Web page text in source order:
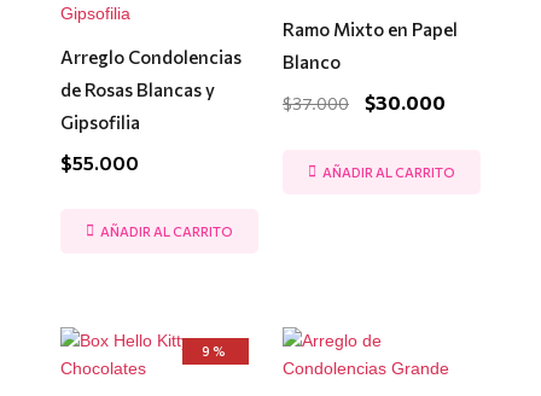
Arreglo Condolencias
de Rosas Blancas y
Gipsofilia
$55.000
AÑADIR AL CARRITO
Ramo Mixto en Papel
Blanco
$37.000
era:
$30.000
es:
AÑADIR AL CARRITO
9%
El
precio
El
precio